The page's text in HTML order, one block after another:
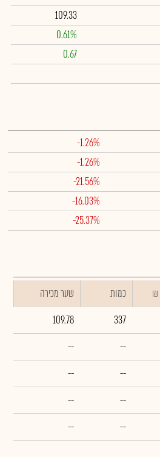
109.33
0.61%
0.67
-1.26%
-1.26%
-21.56%
-16.03%
-25.37%
כמות
שער מכירה
337
109.78
--
--
--
--
--
--
--
--